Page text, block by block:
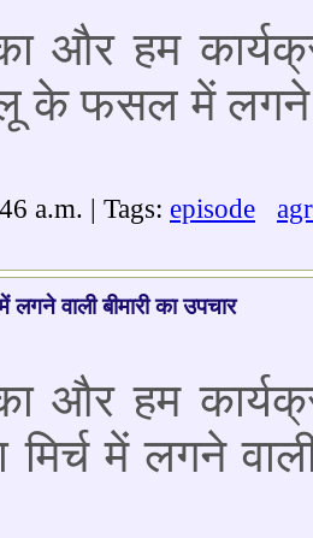
और हम
के फसल में लगने
a.m. | Tags: episode
वाली बीमारी का उपचार
और हम
मिर्च में लगने